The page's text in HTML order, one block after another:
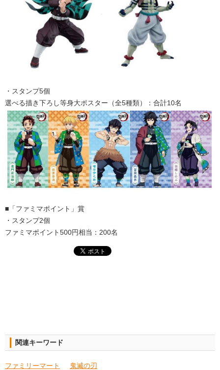
・スタンプ5個
選べる描き下ろし等身大ポスター（全5種類）：合計10名
■「ファミマポイント」賞
・スタンプ2個
ファミマポイント500円相当：200名
関連キーワード
ファミリーマート 鬼滅の刃